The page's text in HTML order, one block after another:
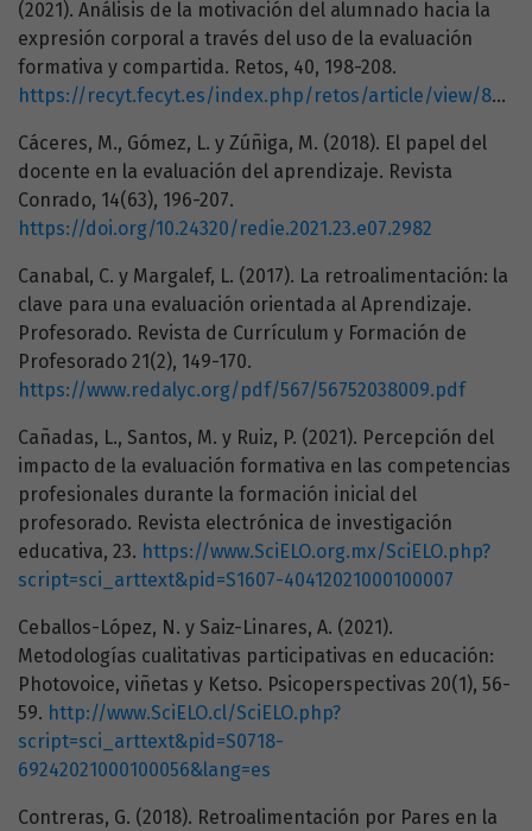
(2021). Análisis de la motivación del alumnado hacia la
expresión corporal a través del uso de la evaluación
formativa y compartida. Retos, 40, 198-208.
https://recyt.fecyt.es/index.php/retos/article/view/83025/62537
Cáceres, M., Gómez, L. y Zúñiga, M. (2018). El papel del
docente en la evaluación del aprendizaje. Revista
Conrado, 14(63), 196-207.
https://doi.org/10.24320/redie.2021.23.e07.2982
Canabal, C. y Margalef, L. (2017). La retroalimentación: la
clave para una evaluación orientada al Aprendizaje.
Profesorado. Revista de Currículum y Formación de
Profesorado 21(2), 149-170.
https://www.redalyc.org/pdf/567/56752038009.pdf
Cañadas, L., Santos, M. y Ruiz, P. (2021). Percepción del
impacto de la evaluación formativa en las competencias
profesionales durante la formación inicial del
profesorado. Revista electrónica de investigación
educativa, 23. https://www.SciELO.org.mx/SciELO.php?
script=sci_arttext&pid=S1607-40412021000100007
Ceballos-López, N. y Saiz-Linares, A. (2021).
Metodologías cualitativas participativas en educación:
Photovoice, viñetas y Ketso. Psicoperspectivas 20(1), 56-
59. http://www.SciELO.cl/SciELO.php?
script=sci_arttext&pid=S0718-
69242021000100056&lang=es
Contreras, G. (2018). Retroalimentación por Pares en la